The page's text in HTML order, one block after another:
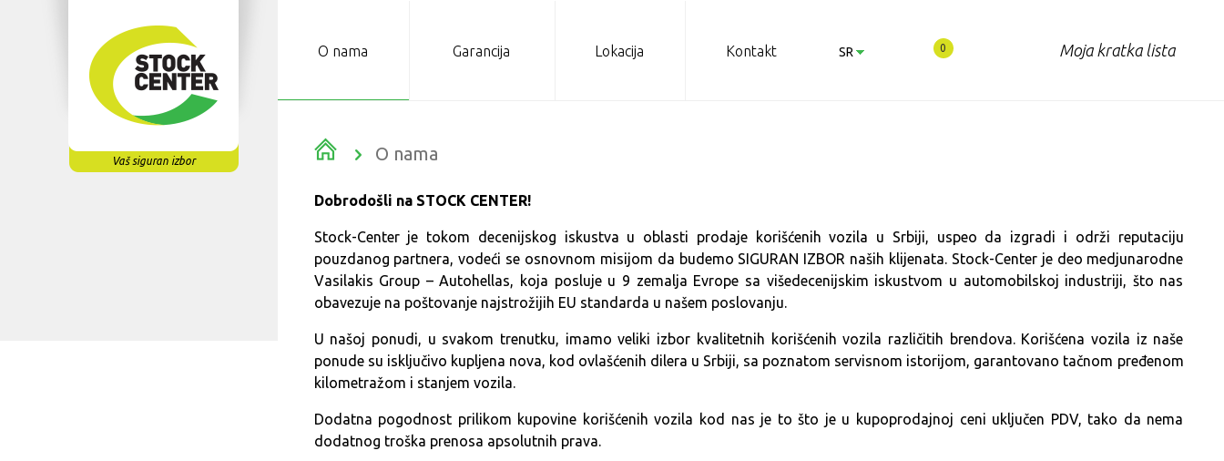
Vaš siguran izbor
O nama Garancija Lokacija Kontakt
SR
Moja kratka lista
0
O nama
Dobrodošli na STOCK CENTER!
Stock-Center je tokom decenijskog iskustva u oblasti prodaje korišćenih vozila u Srbiji, uspeo da izgradi i održi reputaciju
pouzdanog partnera, vodeći se osnovnom misijom da budemo SIGURAN IZBOR naših klijenata. Stock-Center je deo medjunarodne
Vasilakis Group – Autohellas, koja posluje u 9 zemalja Evrope sa višedecenijskim iskustvom u automobilskoj industriji, što nas
obavezuje na poštovanje najstrožijih EU standarda u našem poslovanju.
U našoj ponudi, u svakom trenutku, imamo veliki izbor kvalitetnih korišćenih vozila različitih brendova. Korišćena vozila iz naše
ponude su isključivo kupljena nova, kod ovlašćenih dilera u Srbiji, sa poznatom servisnom istorijom, garantovano tačnom pređenom
kilometražom i stanjem vozila.
Dodatna pogodnost prilikom kupovine korišćenih vozila kod nas je to što je u kupoprodajnoj ceni uključen PDV, tako da nema
dodatnog troška prenosa apsolutnih prava.